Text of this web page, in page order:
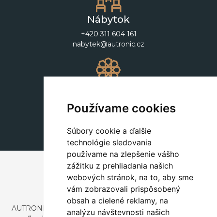
Používame cookies
Súbory cookie a ďalšie
technológie sledovania
používame na zlepšenie vášho
zážitku z prehliadania našich
webových stránok, na to, aby sme
vám zobrazovali prispôsobený
obsah a cielené reklamy, na
analýzu návštevnosti našich
Nábytok
+420 311 604 161
nabytek@autronic.cz
+420 311 604 182
dekorace@autronic.cz
AUTRONIC, s.r.o. je spoločnosť zaoberajúca sa dovozom a